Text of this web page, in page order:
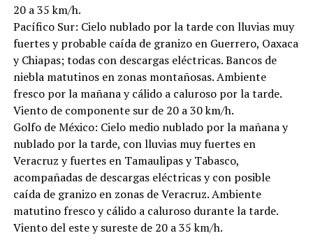
20 a 35 km/h.
Pacífico Sur: Cielo nublado por la tarde con lluvias muy
fuertes y probable caída de granizo en Guerrero, Oaxaca
y Chiapas; todas con descargas eléctricas. Bancos de
niebla matutinos en zonas montañosas. Ambiente
fresco por la mañana y cálido a caluroso por la tarde.
Viento de componente sur de 20 a 30 km/h.
Golfo de México: Cielo medio nublado por la mañana y
nublado por la tarde, con lluvias muy fuertes en
Veracruz y fuertes en Tamaulipas y Tabasco,
acompañadas de descargas eléctricas y con posible
caída de granizo en zonas de Veracruz. Ambiente
matutino fresco y cálido a caluroso durante la tarde.
Viento del este y sureste de 20 a 35 km/h.